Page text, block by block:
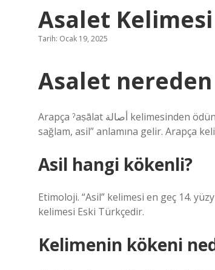
Asalet
Tarih: Ocak 19, 2025
Asalet
Arapça ˀaṣālat أصالة kelimesinden ödünç alınmış bir kelimedir, bu kelime Aṣl kökünden gelir ve “köklü, önemli ve
Asil hangi kökenli?
Etimoloji. “Asil” kelimesi en geç 14.
kelimesi Eski Türkçedir.
Kelimenin kökeni